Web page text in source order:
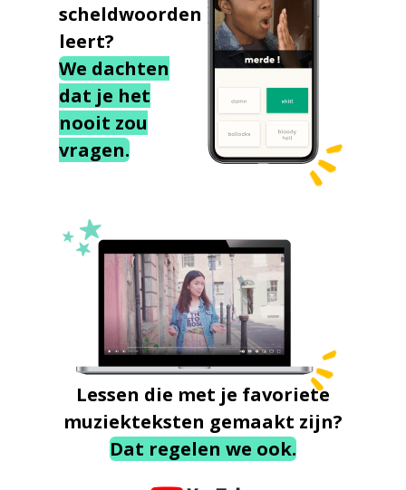
scheldwoorden
leert?
We dachten
dat je het
nooit zou
vragen.
Lessen die met je favoriete
muziekteksten gemaakt zijn?
Dat regelen we ook.